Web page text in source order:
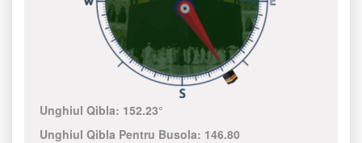
Unghiul Qibla: 152.23°
Unghiul Qibla Pentru Busola: 146.80